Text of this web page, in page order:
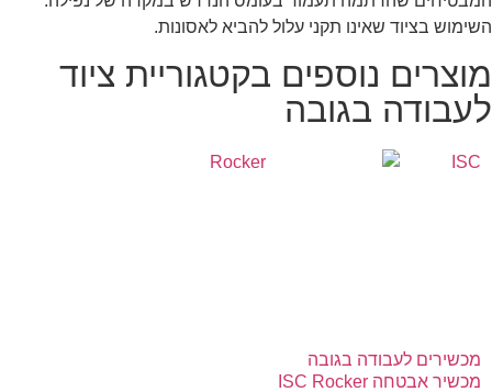
השימוש בציוד שאינו תקני עלול להביא לאסונות.
מוצרים נוספים בקטגוריית ציוד
לעבודה בגובה
ISC
מכשירים לעבודה בגובה
מכשיר אבטחה ISC Rocker